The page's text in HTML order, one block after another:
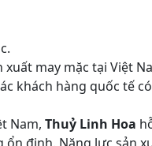
xuất may mặc tại Việt
khách hàng quốc tế
Nam, Thuỷ Linh Hoa
định. Năng lực sản